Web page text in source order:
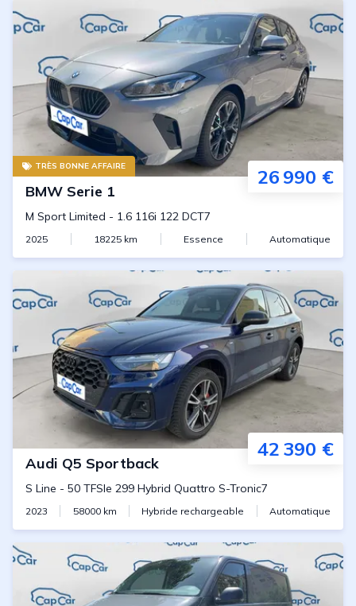
TRÈS BONNE AFFAIRE 26 990 €
BMW Serie 1
M Sport Limited - 1.6 116i 122 DCT7
2025 18225 km Essence Automatique
42 390 €
Audi Q5 Sportback
S Line - 50 TFSIe 299 Hybrid Quattro S-Tronic7
2023 58000km Hybride rechargeable Automatique